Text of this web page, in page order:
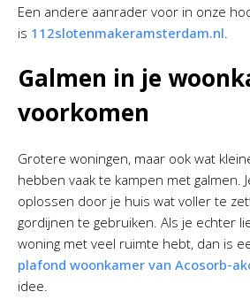
Een andere aanrader voor in onze
is 112slotenmakeramsterdam.nl.
Galmen in je
voorkomen
Grotere woningen, maar ook wat
hebben vaak te kampen met galmen.
oplossen door je huis wat voller te
gordijnen te gebruiken. Als je echter
woning met veel ruimte hebt, dan is
plafond woonkamer van Acosorb-
idee.